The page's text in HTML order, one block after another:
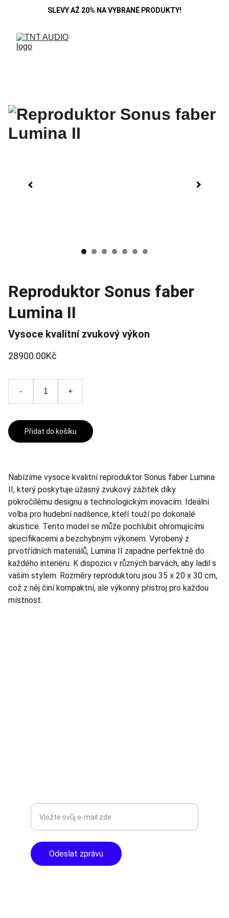
SLEVY AŽ 20% NA VYBRANÉ PRODUKTY!
Reproduktor Sonus faber
Lumina II
Vysoce kvalitní zvukový výkon
28900.00Kč
- +
Přidat do košíku
Nabízíme vysoce kvalitní reproduktor Sonus faber Lumina
II, který poskytuje úžasný zvukový zážitek díky
pokročilému designu a technologickým inovacím. Ideální
volba pro hudební nadšence, kteří touží po dokonalé
akustice. Tento model se může pochlubit ohromujícími
specifikacemi a bezchybným výkonem. Vyrobený z
prvotřídních materiálů, Lumina II zapadne perfektně do
každého interiéru. K dispozici v různých barvách, aby ladil s
vaším stylem. Rozměry reproduktoru jsou 35 x 20 x 30 cm,
což z něj činí kompaktní, ale výkonný přístroj pro každou
místnost.
Odeslat zprávu